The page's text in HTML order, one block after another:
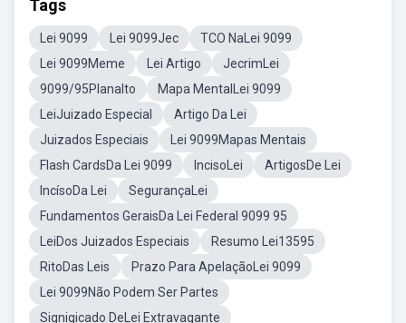
Tags
Lei 9099 Lei 9099Jec
TCO NaLei 9099
Lei 9099Meme
Lei Artigo
JecrimLei
9099/95Planalto
Mapa MentalLei 9099
LeiJuizado Especial
Artigo Da Lei
Juizados Especiais
Lei 9099Mapas Mentais
Flash CardsDa Lei 9099
IncisoLei
ArtigosDe Lei
IncísoDa Lei
SegurançaLei
Fundamentos GeraisDa Lei Federal 9099 95
LeiDos Juizados Especiais
Resumo Lei13595
RitoDas Leis
Prazo Para ApelaçãoLei 9099
Lei 9099Não Podem Ser Partes
Signigicado DeLei Extravagante